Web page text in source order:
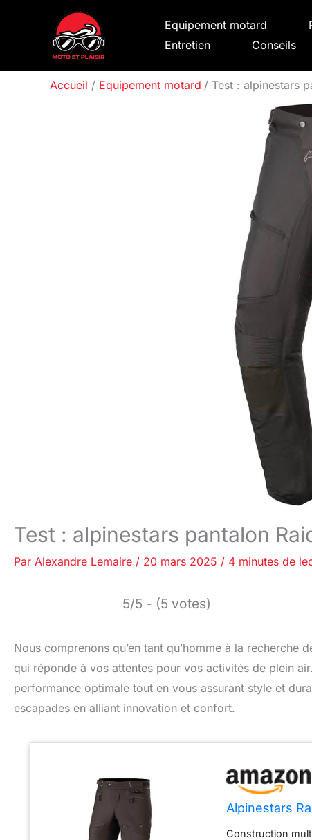
Equipement motard
Entretien
Conseils
Accueil Equipement motard Test : alpinestars
Test : alpinestars pantalon
Par Alexandre Lemaire / 20 mars 2025 / 4 minutes de
5/5 - (5 votes)
Nous comprenons qu’en tant qu’homme à la
qui réponde à vos attentes pour vos activités de plein
performance optimale tout en vous assurant style et
escapades en alliant innovation et confort.
Alpinestars
Construction